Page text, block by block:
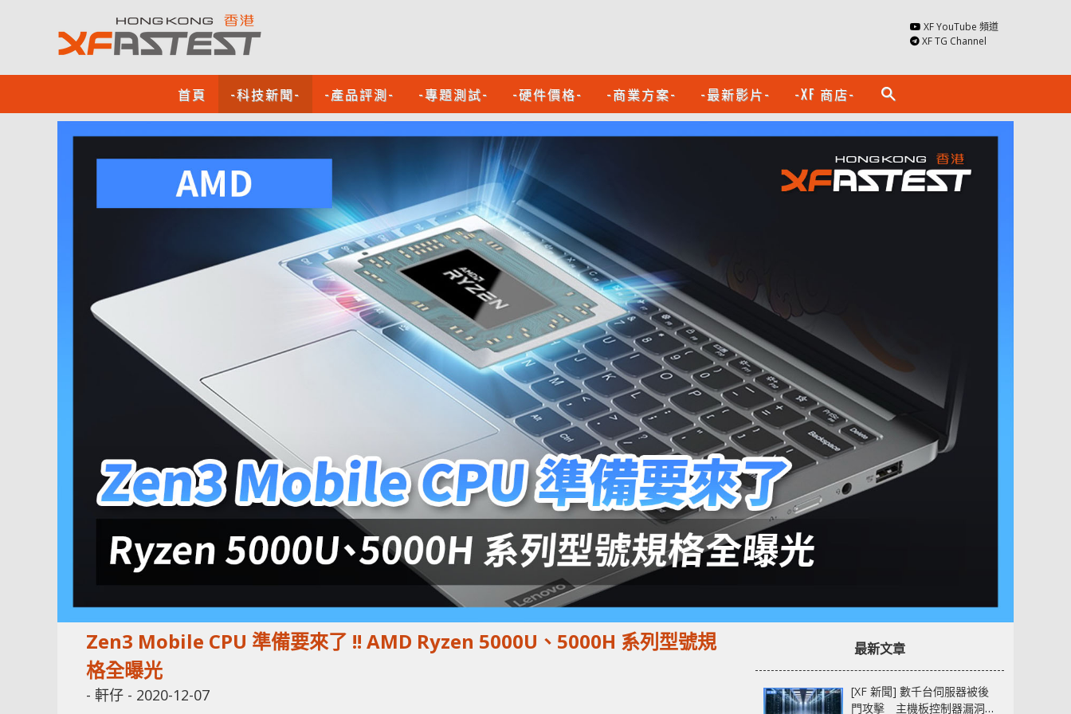
XF YouTube 頻道
XF TG Channel
首頁 -科技新聞- -產品評測- -專題測試- -硬件價格- -商業方案- -最新影片- -XF 商店- search
Zen3 Mobile CPU 準備要來了 !! AMD Ryzen 5000U、5000H 系列型號規
格全曝光
- 軒仔 - 2020-12-07
最新文章
[XF 新聞] 數千台伺服器被後
門攻擊 主機板控制器漏洞部